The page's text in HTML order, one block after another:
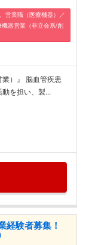
営業職（医療機器）／
器営業（非立会系/創
業）』 脳血管疾患
を担い、製...
験者募集！